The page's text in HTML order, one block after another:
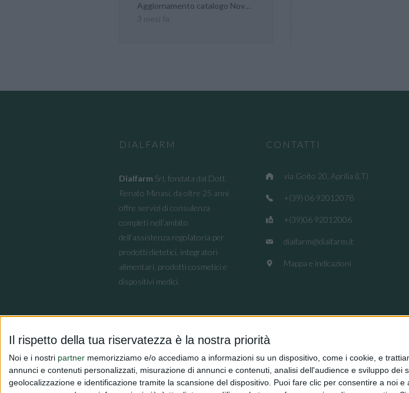
Il rispetto della tua riservatezza è la nostra priorità
Noi e i nostri partner memorizziamo e/o accediamo a informazioni su un dispositivo, come i cookie, e
annunci e contenuti personalizzati, misurazione di annunci e contenuti, analisi dell'audience e sviluppo dei
geolocalizzazione e identificazione tramite la scansione del dispositivo. Puoi fare clic per consentire a
Aggiornamento catalogo Novel...
DIALFARM
Dialfarm Srl, fondata dal Dott.
Renato Minasi, da oltre 25 anni
offre servizi di consulenza
completi nell’ambito
dell’assistenza regolatoria per
prodotti dietetici, integratori
alimentari, prodotti cosmetici e
dispositivi medici.
CONTATTI
via Goito 20, Aprilia (LT)
+(39) 06 92012078
+(39)06 92012006
dialfarm@dialfarm.it
Mappa e indicazioni